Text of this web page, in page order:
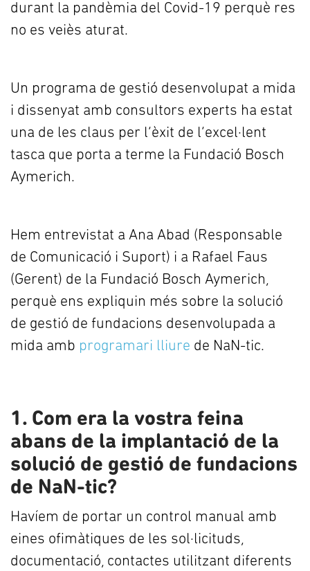
durant la pandèmia del Covid-19 perquè res
no es veiès aturat.
Un programa de gestió desenvolupat a mida
i dissenyat amb consultors experts ha estat
una de les claus per l’èxit de l’excel·lent
tasca que porta a terme la Fundació Bosch
Aymerich.
Hem entrevistat a Ana Abad (Responsable
de Comunicació i Suport) i a Rafael Faus
(Gerent) de la Fundació Bosch Aymerich,
perquè ens expliquin més sobre la solució
de gestió de fundacions desenvolupada a
mida amb programari lliure de NaN-tic.
1. Com era la vostra feina
abans de la implantació de la
solució de gestió de fundacions
de NaN-tic?
Havíem de portar un control manual amb
eines ofimàtiques de les sol·licituds,
documentació, contactes utilitzant diferents